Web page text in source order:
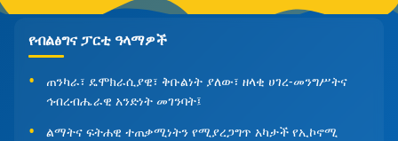
የብልፅግና ፓርቲ ዓላማዎች
ጠንካራ፣ ዴሞክራሲያዊ፣ ቅቡልነት ያለው፣ ዘላቂ ሀገረ-መንግሥትና
ኅብረብሔራዊ አንድነት መገንባት፤
ልማትና ፍትሐዊ ተጠቃሚነትን የሚያረጋግጥ አካታች የኢኮኖሚ